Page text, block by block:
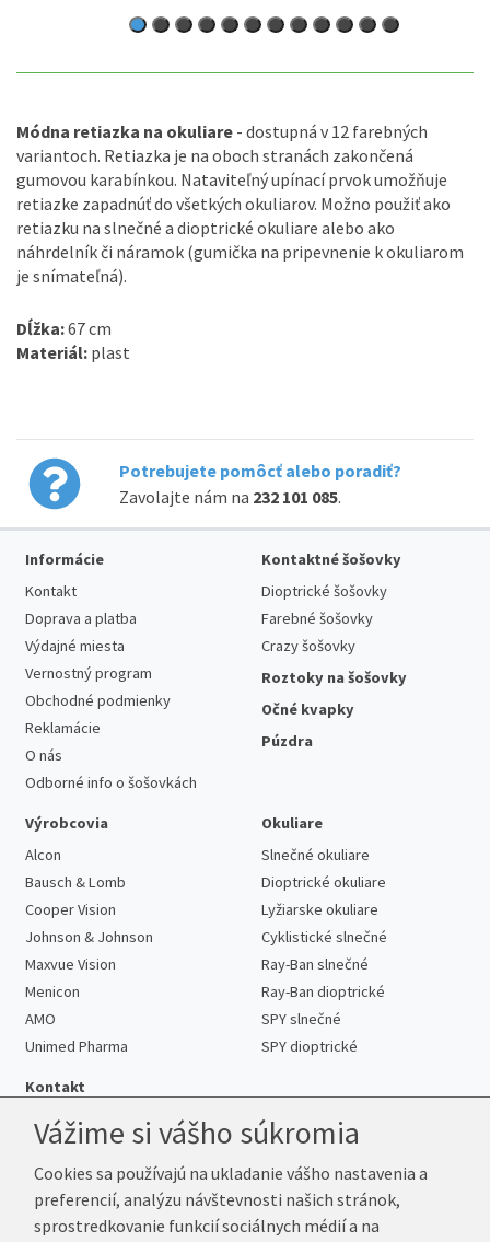
Módna retiazka na okuliare - dostupná v 12 farebných
variantoch. Retiazka je na oboch stranách zakončená
gumovou karabínkou. Nataviteľný upínací prvok umožňuje
retiazke zapadnúť do všetkých okuliarov. Možno použiť ako
retiazku na slnečné a dioptrické okuliare alebo ako
náhrdelník či náramok (gumička na pripevnenie k okuliarom
je snímateľná).
Dĺžka:67 cm
Materiál: plast
Potrebujete pomôcť alebo poradiť?
Zavolajte nám na 232 101 085.
Informácie
Kontakt
Doprava a platba
Výdajné miesta
Vernostný program
Obchodné podmienky
Reklamácie
O nás
Odborné info o šošovkách
Kontaktné šošovky
Dioptrické šošovky
Farebné šošovky
Crazy šošovky
Roztoky na šošovky
Očné kvapky
Púzdra
Výrobcovia
Alcon
Bausch & Lomb
Cooper Vision
Johnson & Johnson
Maxvue Vision
Menicon
AMO
Unimed Pharma
Okuliare
Slnečné okuliare
Dioptrické okuliare
Lyžiarske okuliare
Cyklistické slnečné
Ray-Ban slnečné
Ray-Ban dioptrické
SPY slnečné
SPY dioptrické
Kontakt
Telefón:+421 222 205 863
E-mail:info@kup-sosovky.sk
Vážime si vášho súkromia
Cookies sa používajú na ukladanie vášho nastavenia a
preferencií, analýzu návštevnosti našich stránok,
sprostredkovanie funkcií sociálnych médií a na